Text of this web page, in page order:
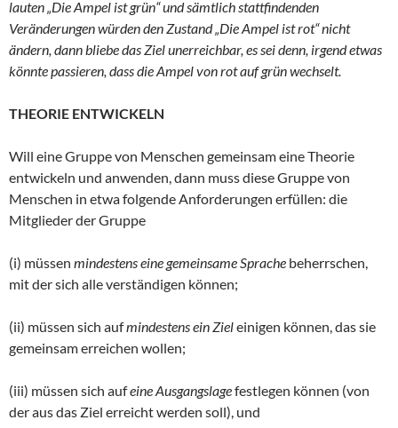
lauten „Die Ampel ist grün“ und sämtlich stattfindenden
Veränderungen würden den Zustand „Die Ampel ist rot“ nicht
ändern, dann bliebe das Ziel unerreichbar, es sei denn, irgend etwas
könnte passieren, dass die Ampel von rot auf grün wechselt.
THEORIE ENTWICKELN
Will eine Gruppe von Menschen gemeinsam eine Theorie
entwickeln und anwenden, dann muss diese Gruppe von
Menschen in etwa folgende Anforderungen erfüllen: die
Mitglieder der Gruppe
(i) müssen mindestenseine gemeinsame Sprache beherrschen,
mit der sich alle verständigen können;
(ii) müssen sich aufmindestens ein Zieleinigen können, das sie
gemeinsam erreichen wollen;
(iii) müssen sich aufeine Ausgangslagefestlegen können (von
der aus das Ziel erreicht werden soll), und